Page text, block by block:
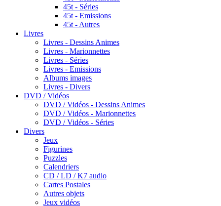
45t - Séries
45t - Emissions
45t - Autres
Livres
Livres - Dessins Animes
Livres - Marionnettes
Livres - Séries
Livres - Emissions
Albums images
Livres - Divers
DVD / Vidéos
DVD / Vidéos - Dessins Animes
DVD / Vidéos - Marionnettes
DVD / Vidéos - Séries
Divers
Jeux
Figurines
Puzzles
Calendriers
CD / LD / K7 audio
Cartes Postales
Autres objets
Jeux vidéos